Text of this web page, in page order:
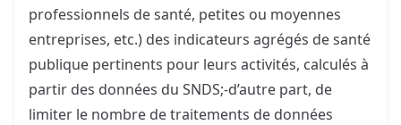
professionnels de santé, petites ou moyennes
entreprises, etc.) des indicateurs agrégés de santé
publique pertinents pour leurs activités, calculés à
partir des données du SNDS;-d’autre part, de
limiter le nombre de traitements de données